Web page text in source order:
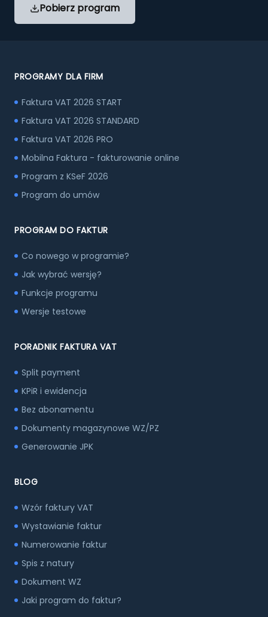
Pobierz program
PROGRAMY DLA FIRM
Faktura VAT 2026 START
Faktura VAT 2026 STANDARD
Faktura VAT 2026 PRO
Mobilna Faktura - fakturowanie online
Program z KSeF 2026
Program do umów
PROGRAM DO FAKTUR
Co nowego w programie?
Jak wybrać wersję?
Funkcje programu
Wersje testowe
PORADNIK FAKTURA VAT
Split payment
KPiR i ewidencja
Bez abonamentu
Dokumenty magazynowe WZ/PZ
Generowanie JPK
BLOG
Wzór faktury VAT
Wystawianie faktur
Numerowanie faktur
Spis z natury
Dokument WZ
Jaki program do faktur?